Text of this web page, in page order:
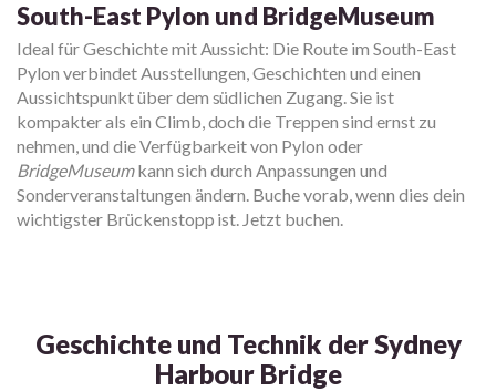
South-East Pylon und BridgeMuseum
Ideal für Geschichte mit Aussicht: Die Route im South-East
Pylon verbindet Ausstellungen, Geschichten und einen
Aussichtspunkt über dem südlichen Zugang. Sie ist
kompakter als ein Climb, doch die Treppen sind ernst zu
nehmen, und die Verfügbarkeit von Pylon oder
BridgeMuseumkann sich durch Anpassungen und
Sonderveranstaltungen ändern. Buche vorab, wenn dies dein
wichtigster Brückenstopp ist. Jetzt buchen.
Geschichte und Technik der Sydney
Harbour Bridge